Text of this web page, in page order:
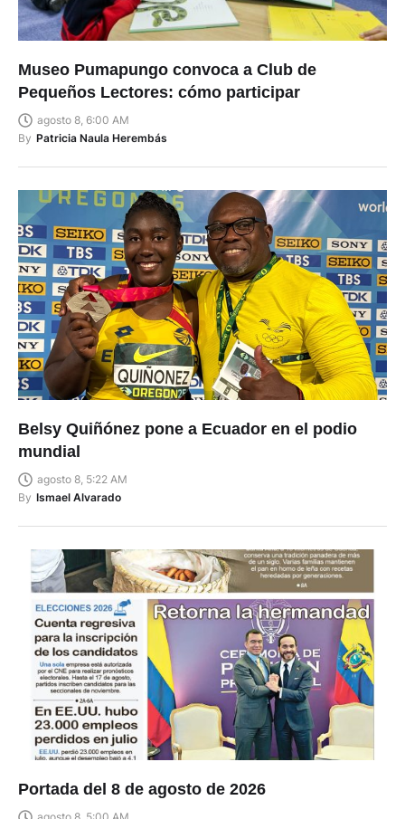
Museo Pumapungo convoca a Club de
Pequeños Lectores: cómo participar
agosto 8, 6:00 AM
By Patricia Naula Herembás
Belsy Quiñónez pone a Ecuador en el podio
mundial
agosto 8, 5:22 AM
By Ismael Alvarado
Portada del 8 de agosto de 2026